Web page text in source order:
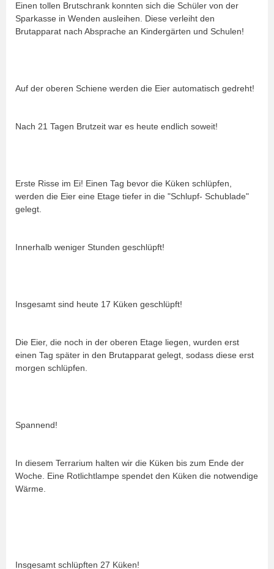
Einen tollen Brutschrank konnten sich die Schüler von der
Sparkasse in Wenden ausleihen. Diese verleiht den
Brutapparat nach Absprache an Kindergärten und Schulen!
Auf der oberen Schiene werden die Eier automatisch gedreht!
Nach 21 Tagen Brutzeit war es heute endlich soweit!
Erste Risse im Ei! Einen Tag bevor die Küken schlüpfen,
werden die Eier eine Etage tiefer in die "Schlupf- Schublade"
gelegt.
Innerhalb weniger Stunden geschlüpft!
Insgesamt sind heute 17 Küken geschlüpft!
Die Eier, die noch in der oberen Etage liegen, wurden erst
einen Tag später in den Brutapparat gelegt, sodass diese erst
morgen schlüpfen.
Spannend!
In diesem Terrarium halten wir die Küken bis zum Ende der
Woche. Eine Rotlichtlampe spendet den Küken die notwendige
Wärme.
Insgesamt schlüpften 27 Küken!